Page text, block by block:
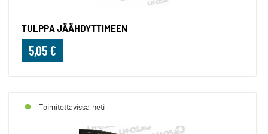
TULPPA JÄÄHDYTTIMEEN
5,05 €
Toimitettavissa heti